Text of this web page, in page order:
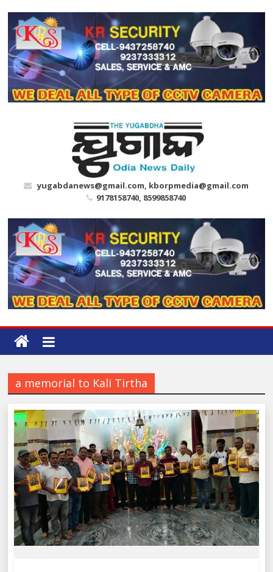
content
yugabdanews@gmail.com, kborpmedia@gmail.com
9178158740, 8599858740
a memorial to Kali Tirtha